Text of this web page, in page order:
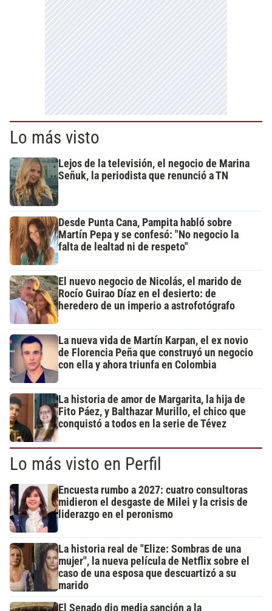
Lo más visto
Lejos de la televisión, el negocio de Marina
Señuk, la periodista que renunció a TN
Desde Punta Cana, Pampita habló sobre
Martín Pepa y se confesó: "No negocio la
falta de lealtad ni de respeto"
El nuevo negocio de Nicolás, el marido de
Rocío Guirao Díaz en el desierto: de
heredero de un imperio a astrofotógrafo
La nueva vida de Martín Karpan, el ex novio
de Florencia Peña que construyó un negocio
con ella y ahora triunfa en Colombia
La historia de amor de Margarita, la hija de
Fito Páez, y Balthazar Murillo, el chico que
conquistó a todos en la serie de Tévez
Lo más visto en Perfil
Encuesta rumbo a 2027: cuatro consultoras
midieron el desgaste de Milei y la crisis de
liderazgo en el peronismo
La historia real de "Elize: Sombras de una
mujer", la nueva película de Netflix sobre el
caso de una esposa que descuartizó a su
marido
El Senado dio media sanción a la